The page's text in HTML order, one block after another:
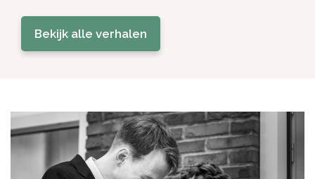
Bekijk alle verhalen